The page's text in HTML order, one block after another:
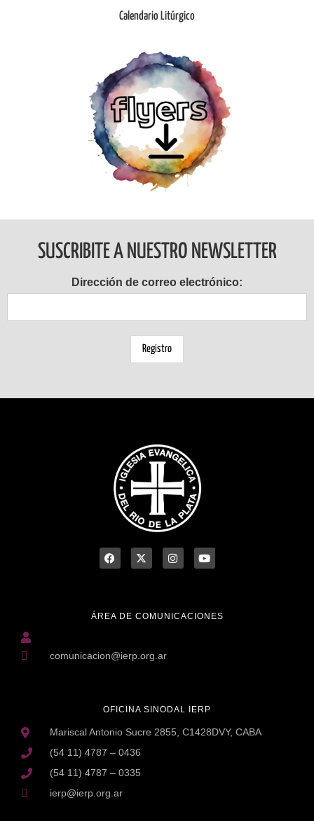
Calendario Litúrgico
Ingresar
SUSCRIBITE A NUESTRO NEWSLETTER
Dirección de correo electrónico:
OFICINA SINODAL IERP
Mariscal Antonio Sucre 2855, C1428DVY, CABA
(54 11) 4787 – 0436
(54 11) 4787 – 0335
ierp@ierp.org.ar
ÁREA DE COMUNICACIONES
comunicacion@ierp.org.ar